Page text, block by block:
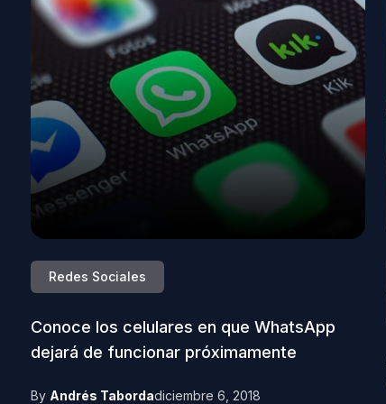
Redes Sociales
Conoce los celulares en que WhatsApp
dejará de funcionar próximamente
By Andrés Tabordadiciembre 6, 2018